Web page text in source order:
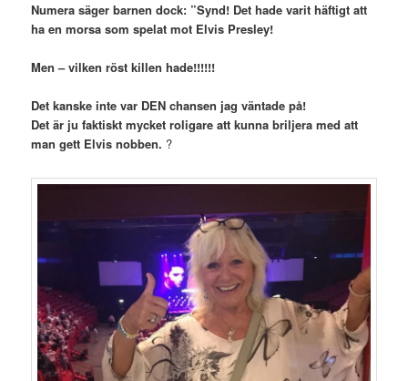
Numera säger barnen dock: ”Synd! Det hade varit häftigt att
ha en morsa som spelat mot Elvis Presley!
Men – vilken röst killen hade!!!!!!
Det kanske inte var DEN chansen jag väntade på!
Det är ju faktiskt mycket roligare att kunna briljera med att
man gett Elvis nobben. ?